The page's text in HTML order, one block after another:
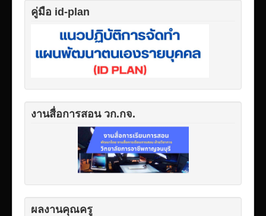
คู่มือ id-plan
งานสื่อการสอน วก.กจ.
ผลงานคุณครู